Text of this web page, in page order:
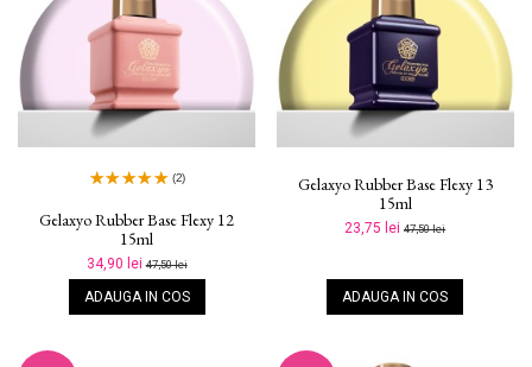
(2)
Gelaxyo Rubber Base Flexy 12
15ml
34,90 lei47,50 lei
ADAUGA IN COS
Gelaxyo Rubber Base Flexy 13
15ml
23,75 lei47,50 lei
ADAUGA IN COS